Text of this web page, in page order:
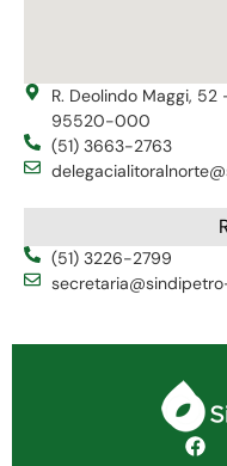
R. Deolindo Maggi,
95520-000
(51) 3663-2763
(51) 3226-2799